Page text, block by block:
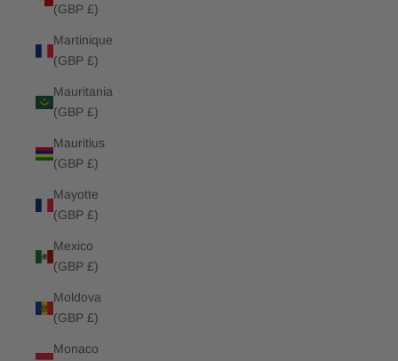
(GBP £)
Martinique
(GBP £)
Mauritania
(GBP £)
Mauritius
(GBP £)
Mayotte
(GBP £)
Mexico
(GBP £)
Moldova
(GBP £)
Monaco